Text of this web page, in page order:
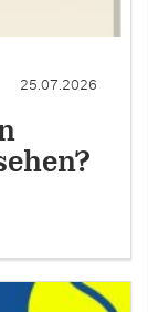
25.07.2026